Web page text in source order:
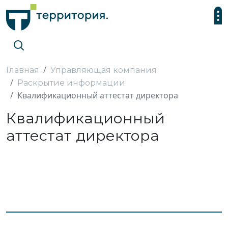
Главная
Управляющая компания
Раскрытие информации
Квалификационный аттестат директора
Квалификационный
аттестат директора